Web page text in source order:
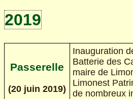
2019
Passerelle
(20 juin 2019)
Inauguration
Batterie des
maire de
Limonest
de nombreux